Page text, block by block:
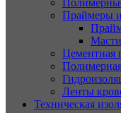
Праймеры
Цементная
Ленты
Техническая